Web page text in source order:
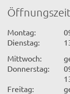
Montag:
Dienstag:
Mittwoch:
Donnerstag:
Freitag: